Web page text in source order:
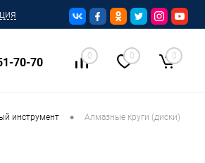
70-70 0 0 0
инструмент • Алмазные круги (диски)